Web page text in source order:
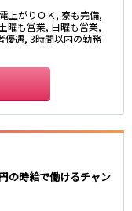
上がりＯＫ, 寮も完備,
曜も営業, 日曜も営業,
優遇, 3時間以内の勤務
の時給で働けるチャン